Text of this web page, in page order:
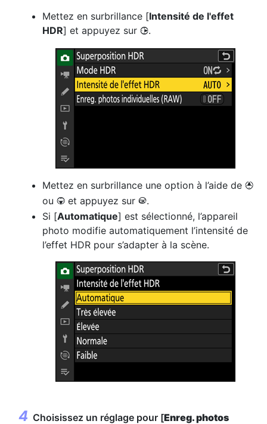
Mettez en surbrillance [Intensité de l'effet
HDR] et appuyez sur 2.
Mettez en surbrillance une option à l’aide de 1
ou 3 et appuyez sur J.
Si [Automatique] est sélectionné, l’appareil
photo modifie automatiquement l’intensité de
l’effet HDR pour s’adapter à la scène.
Choisissez un réglage pour [Enreg. photos